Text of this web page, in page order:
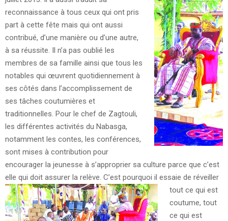
reconnaissance à tous ceux qui ont pris
part à cette fête mais qui ont aussi
contribué, d’une manière ou d’une autre,
à sa réussite. Il n’a pas oublié les
membres de sa famille ainsi que tous les
notables qui œuvrent quotidiennement à
ses côtés dans l’accomplissement de
ses tâches coutumières et
traditionnelles. Pour le chef de Zagtouli,
les différentes activités du Nabasga,
notamment les contes, les conférences,
sont mises à contribution pour
encourager la jeunesse à s’approprier sa culture parce que c’est
elle qui doit assurer la relève. C’est pourquoi il essaie de réveiller
tout ce qui est
coutume, tout
ce qui est